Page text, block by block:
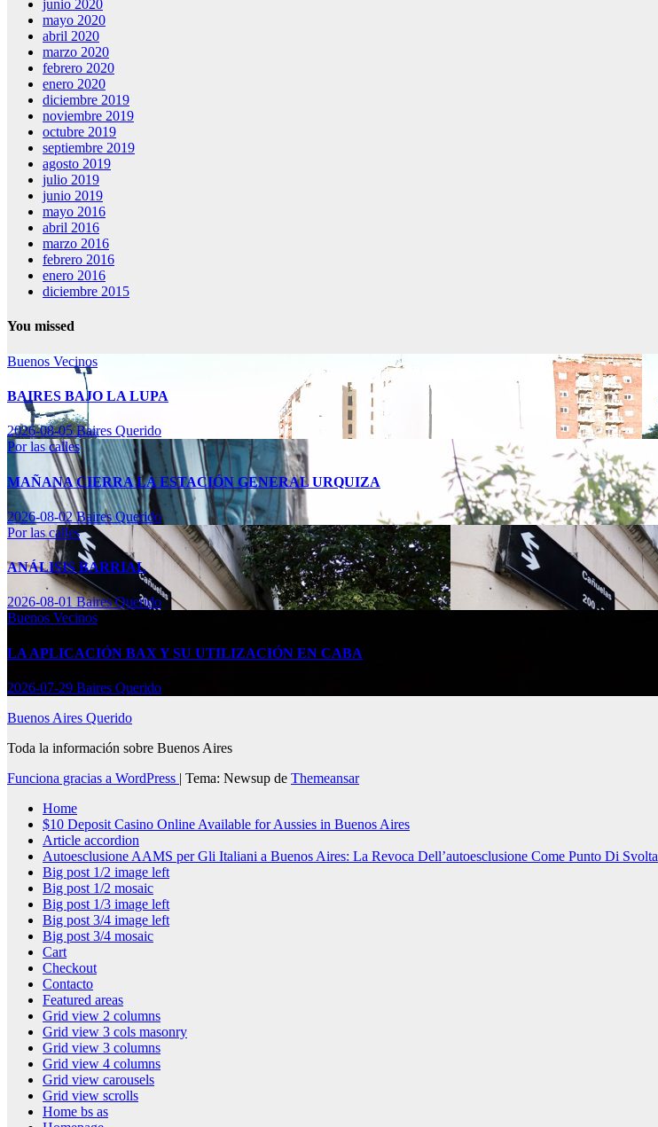
junio 2020
mayo 2020
abril 2020
marzo 2020
febrero 2020
enero 2020
diciembre 2019
noviembre 2019
octubre 2019
septiembre 2019
agosto 2019
julio 2019
junio 2019
mayo 2016
abril 2016
marzo 2016
febrero 2016
enero 2016
diciembre 2015
You missed
Buenos Vecinos
BAIRES BAJO LA LUPA
2026-08-05Baires Querido
Por las calles
MAÑANA CIERRA LA ESTACIÓN GENERAL URQUIZA
2026-08-02Baires Querido
Por las calles
ANÁLISIS BARRIAL
2026-08-01Baires Querido
Buenos Vecinos
LA APLICACIÓN BAX Y SU UTILIZACIÓN EN CABA
2026-07-29 Baires Querido
Buenos Aires Querido
Toda la información sobre Buenos Aires
Funciona gracias a WordPress | Tema: Newsup de Themeansar
Home
$10 Deposit Casino Online Available for Aussies in Buenos Aires
Article accordion
Autoesclusione AAMS per Gli Italiani a Buenos Aires: La Revoca Dell’autoesclusione Come Punto Di Svolta
Big post 1/2 image left
Big post 1/2 mosaic
Big post 1/3 image left
Big post 3/4 image left
Big post 3/4 mosaic
Cart
Checkout
Contacto
Featured areas
Grid view 2 columns
Grid view 3 cols masonry
Grid view 3 columns
Grid view 4 columns
Grid view carousels
Grid view scrolls
Home bs as